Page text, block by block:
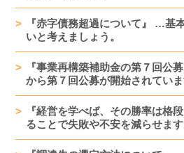
『赤字債務超過について』 …基
いと考えましょう。
『事業再構築補助金の第７回公
から第７回公募が開始されていま
『経営を学べば、その勝率は格
ることで失敗や不安を減らせます